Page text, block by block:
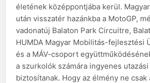
életének középpontjába kerül.
után visszatér hazánkba a MotoGP,
vadonatúj Balaton Park Circuitre,
HUMDA Magyar Mobilitás-fejlesztési
és a MÁV-csoport
a szurkolók számára ingyenes
biztosítanak. Hogy az élmény ne csak